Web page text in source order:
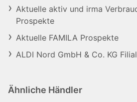
Aktuelle aktiv und irma
Prospekte
Aktuelle FAMILA Prospekte
ALDI Nord GmbH & Co. KG
Ähnliche Händler